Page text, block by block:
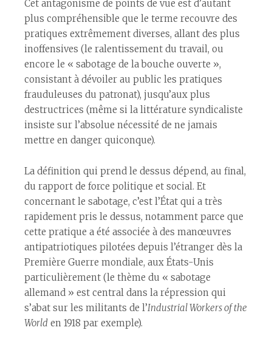
Cet antagonisme de points de vue est d’autant
plus compréhensible que le terme recouvre des
pratiques extrêmement diverses, allant des plus
inoffensives (le ralentissement du travail, ou
encore le « sabotage de la bouche ouverte »,
consistant à dévoiler au public les pratiques
frauduleuses du patronat), jusqu’aux plus
destructrices (même si la littérature syndicaliste
insiste sur l’absolue nécessité de ne jamais
mettre en danger quiconque).
La définition qui prend le dessus dépend, au final,
du rapport de force politique et social. Et
concernant le sabotage, c’est l’État qui a très
rapidement pris le dessus, notamment parce que
cette pratique a été associée à des manœuvres
antipatriotiques pilotées depuis l’étranger dès la
Première Guerre mondiale, aux États-Unis
particulièrement (le thème du « sabotage
allemand » est central dans la répression qui
s’abat sur les militants de l’Industrial Workers of the
World en 1918 par exemple).